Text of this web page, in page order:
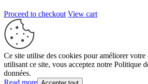
Proceed to checkout View cart
Ce site utilise des cookies pour améliorer votre
utilisant ce site, vous acceptez notre Politique
données.
Read more